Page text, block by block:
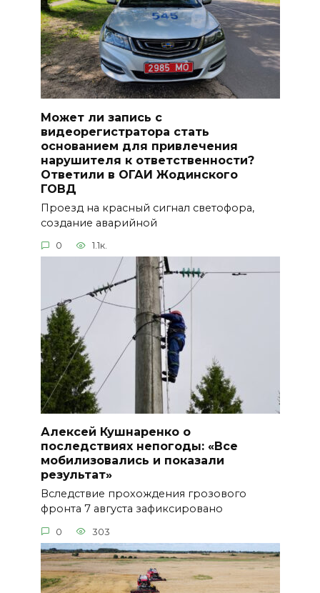
Может ли запись с
видеорегистратора стать
основанием для привлечения
нарушителя к ответственности?
Ответили в ОГАИ Жодинского
ГОВД
Проезд на красный сигнал светофора,
создание аварийной
0 1.1к.
Алексей Кушнаренко о
последствиях непогоды: «Все
мобилизовались и показали
результат»
Вследствие прохождения грозового
фронта 7 августа зафиксировано
0 303